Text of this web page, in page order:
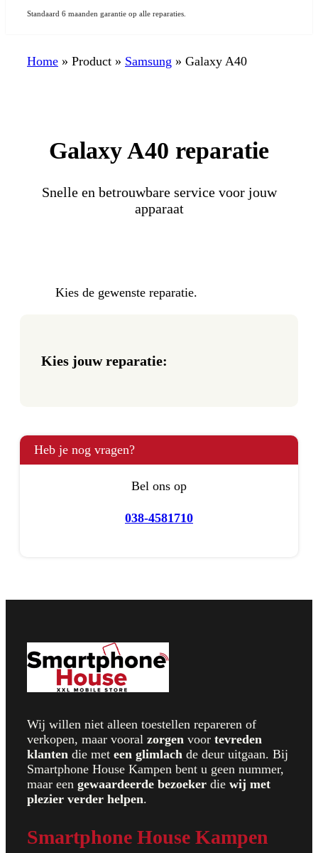
Standaard 6 maanden garantie op alle reparaties.
Home » Product » Samsung » Galaxy A40
Galaxy A40 reparatie
Snelle en betrouwbare service voor jouw
apparaat
Kies de gewenste reparatie.
Kies jouw reparatie:
Heb je nog vragen?
Bel ons op
038-4581710
Wij willen niet alleen toestellen repareren of
verkopen, maar vooral zorgen voor tevreden
klanten die met een glimlach de deur uitgaan. Bij
Smartphone House Kampen bent u geen nummer,
maar een gewaardeerde bezoeker die wij met
plezier verder helpen.
Smartphone House Kampen